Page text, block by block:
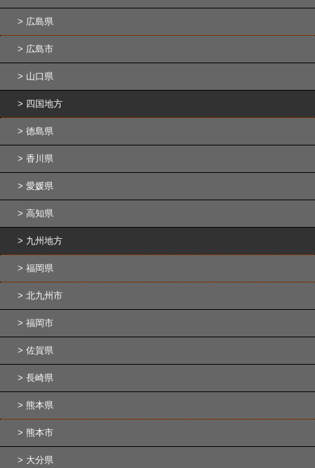
広島県
広島市
山口県
四国地方
徳島県
香川県
愛媛県
高知県
九州地方
福岡県
北九州市
福岡市
佐賀県
長崎県
熊本県
熊本市
大分県